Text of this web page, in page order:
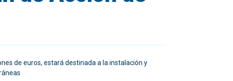
de euros, estará destinada a la instalación y